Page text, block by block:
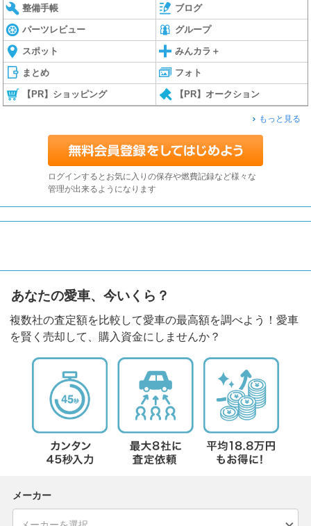
整備手帳 ブログ
パーツレビュー グループ
スポット みんカラ＋
まとめ フォト
【PR】ショッピング 【PR】オークション
もっと見る
ログインするとお気に入りの保存や燃費記録など様々な
管理が出来るようになります
あなたの愛車、今いくら？
複数社の査定額を比較して愛車の最高額を調べよう！愛車
を賢く売却して、購入資金にしませんか？
メーカー